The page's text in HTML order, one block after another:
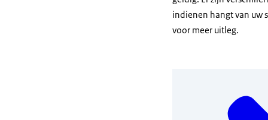
indienen hangt van uw
voor meer uitleg.